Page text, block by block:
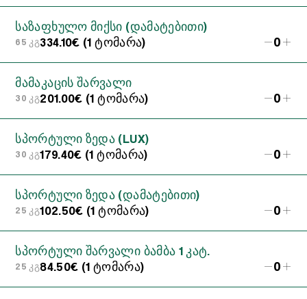
საზაფხულო მიქსი (დამატებითი)
65 კგ334.10€ (1 ტომარა) 0
მამაკაცის შარვალი
30 კგ201.00€ (1 ტომარა) 0
სპორტული ზედა (LUX)
30 კგ179.40€ (1 ტომარა) 0
სპორტული ზედა (დამატებითი)
25 კგ102.50€ (1 ტომარა) 0
სპორტული შარვალი ბამბა 1 კატ.
25 კგ84.50€ (1 ტომარა) 0